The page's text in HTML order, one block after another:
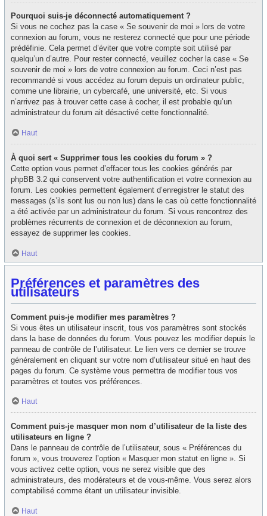
Pourquoi suis-je déconnecté automatiquement ?
Si vous ne cochez pas la case « Se souvenir de moi » lors de votre
connexion au forum, vous ne resterez connecté que pour une période
prédéfinie. Cela permet d’éviter que votre compte soit utilisé par
quelqu’un d’autre. Pour rester connecté, veuillez cocher la case « Se
souvenir de moi » lors de votre connexion au forum. Ceci n’est pas
recommandé si vous accédez au forum depuis un ordinateur public,
comme une librairie, un cybercafé, une université, etc. Si vous
n’arrivez pas à trouver cette case à cocher, il est probable qu’un
administrateur du forum ait désactivé cette fonctionnalité.
Haut
À quoi sert « Supprimer tous les cookies du forum » ?
Cette option vous permet d’effacer tous les cookies générés par
phpBB 3.2 qui conservent votre authentification et votre connexion au
forum. Les cookies permettent également d’enregistrer le statut des
messages (s’ils sont lus ou non lus) dans le cas où cette fonctionnalité
a été activée par un administrateur du forum. Si vous rencontrez des
problèmes récurrents de connexion et de déconnexion au forum,
essayez de supprimer les cookies.
Haut
Préférences et paramètres des
utilisateurs
Comment puis-je modifier mes paramètres ?
Si vous êtes un utilisateur inscrit, tous vos paramètres sont stockés
dans la base de données du forum. Vous pouvez les modifier depuis le
panneau de contrôle de l’utilisateur. Le lien vers ce dernier se trouve
généralement en cliquant sur votre nom d’utilisateur situé en haut des
pages du forum. Ce système vous permettra de modifier tous vos
paramètres et toutes vos préférences.
Haut
Comment puis-je masquer mon nom d’utilisateur de la liste des
utilisateurs en ligne ?
Dans le panneau de contrôle de l’utilisateur, sous « Préférences du
forum », vous trouverez l’option « Masquer mon statut en ligne ». Si
vous activez cette option, vous ne serez visible que des
administrateurs, des modérateurs et de vous-même. Vous serez alors
comptabilisé comme étant un utilisateur invisible.
Haut